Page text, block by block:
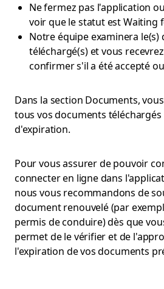
Ne fermez pas l'application
voir que le statut est Waiting
Notre équipe examinera le(s)
téléchargé(s) et vous
confirmer s'il a été accepté
Dans la section Documents,
tous vos documents téléchargés
d'expiration.
Pour vous assurer de pouvoir
connecter en ligne dans
nous vous recommandons de
document renouvelé (par
permis de conduire) dès que
permet de le vérifier et de
l'expiration de vos documents